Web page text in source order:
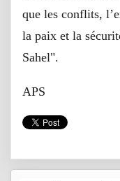
que les conflits,
la paix et la
Sahel".
APS